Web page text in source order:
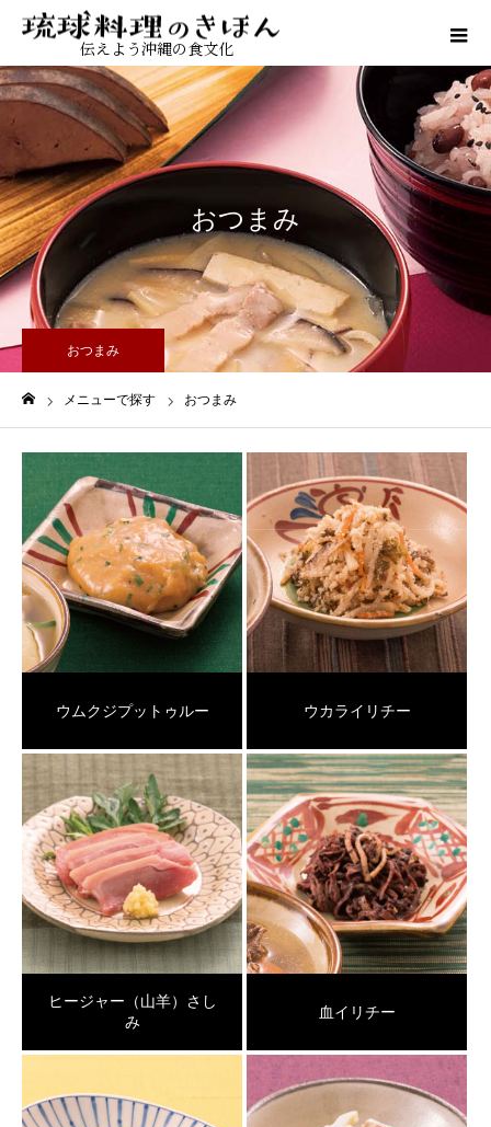
伝えよう沖縄の食文化
おつまみ
おつまみ
メニューで探す おつまみ
ウムクジプットゥルー ウカライリチー
ヒージャー（山羊）さし
み
血イリチー